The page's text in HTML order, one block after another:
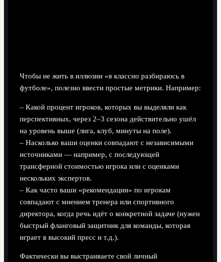
Чтобы не жить в иллюзии «я классно разбираюсь в
футболе», полезно ввести простые метрики. Например:
– Какой процент игроков, которых вы выделяли как
перспективных, через 2–3 сезона действительно ушёл
на уровень выше (лига, клуб, минуты на поле).
– Насколько ваши оценки совпадают с независимыми
источниками — например, с последующей
трансферной стоимостью игрока или с оценками
нескольких экспертов.
– Как часто ваши «рекомендации» по игрокам
совпадают с мнением тренера или спортивного
директора, когда речь идёт о конкретной задаче (нужен
быстрый фланговый защитник для команды, которая
играет в высокий пресс и т.д.).
Фактически вы выстраиваете свой личный